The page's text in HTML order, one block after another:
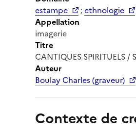
estampe
;ethnologie
Appellation
imagerie
Titre
CANTIQUES SPIRITUELS
Auteur
Boulay Charles (graveur)
Contexte de